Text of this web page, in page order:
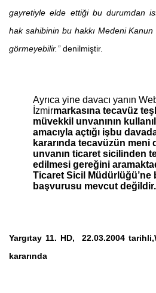
gayretiyle elde ettiği bu durumdan
hak sahibinin bu hakkı Medeni
görmeyebilir.’’denilmiştir.
Ayrıca yine davacı yanın
İzmirmarkasına tecavüz
müvekkil unvanının
amacıyla açtığı işbu
kararında tecavüzün meni
unvanın ticaret sicilinden
edilmesi gereğini
Ticaret Sicil Müdürlüğü’ne
başvurusu mevcut değildir.
Yargıtay 11. HD, 22.03.2004
kararında